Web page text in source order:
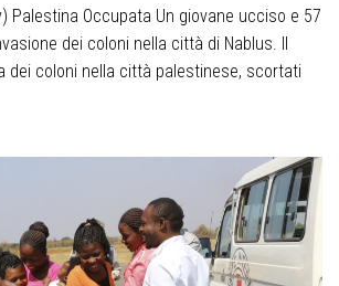
Palestina Occupata Un giovane ucciso e 57
dei coloni nella città di Nablus. Il
dei coloni nella città palestinese, scortati